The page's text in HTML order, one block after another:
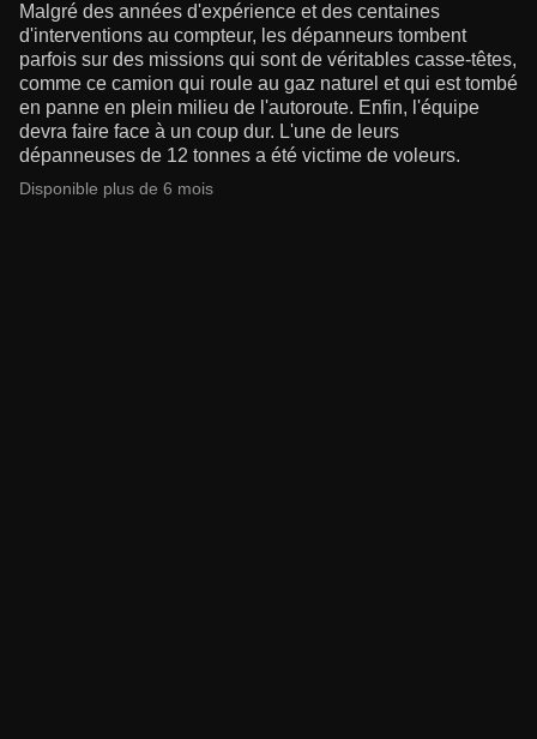
Malgré des années d'expérience et des centaines
d'interventions au compteur, les dépanneurs tombent
parfois sur des missions qui sont de véritables casse-têtes,
comme ce camion qui roule au gaz naturel et qui est tombé
en panne en plein milieu de l'autoroute. Enfin, l'équipe
devra faire face à un coup dur. L'une de leurs
dépanneuses de 12 tonnes a été victime de voleurs.
Disponible plus de 6 mois